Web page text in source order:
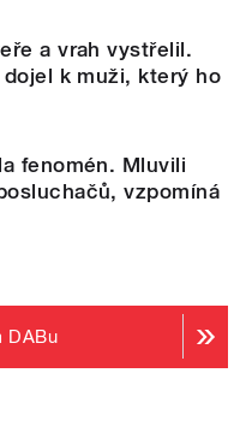
a vrah vystřelil.
k muži, který ho
fenomén. Mluvili
vzpomíná
DABu